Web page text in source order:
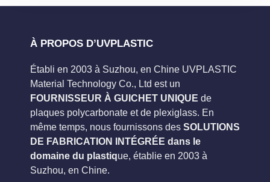
À PROPOS D’UVPLASTIC
Établi en 2003 à Suzhou, en Chine UVPLASTIC
Material Technology Co., Ltd est un
FOURNISSEUR À GUICHET UNIQUE de
plaques polycarbonate et de plexiglass. En
même temps, nous fournissons des SOLUTIONS
DE FABRICATION INTÉGRÉE dans le
domaine du plastique, établie en 2003 à
Suzhou, en Chine.